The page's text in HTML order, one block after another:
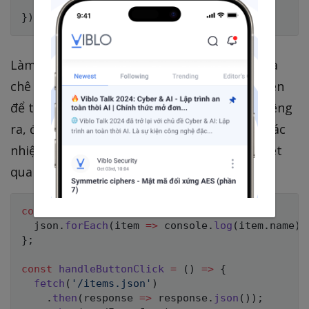
;
} )
Làm một cú ba arrow lồng nhau nên thiên hạ
chê khó đọc, đọc cái hàm mà tốn não quá, nên
để tường minh tốt nhất nên tách các hàm riêng
ra, đặt tên biến cho từng hàm mô tả chính xác
nhiệm vụ mỗi hàm thì có thể bạn nên xem xét
qua như này
const
  json
. forEach ( item => console . log ( item. name )
} ;
const handleButtonClick = ( ) => {
fetch ( '/items.json' )
. then ( response => response . json ( ) ) ;